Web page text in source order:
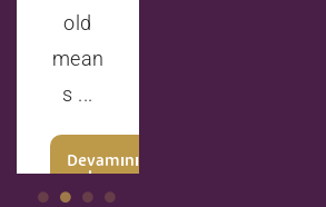
old
mean
s ...
Devamını
oku →